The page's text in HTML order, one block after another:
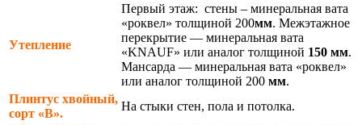
Утепление
Первый этаж: стены – минеральная вата
«роквел» толщиной 200мм. Межэтажное
перекрытие — минеральная вата
«KNAUF» или аналог толщиной 150 мм.
Мансарда — минеральная вата «роквел»
или аналог толщиной 200 мм.
Плинтус хвойный,
сорт «В».
На стыки стен, пола и потолка.